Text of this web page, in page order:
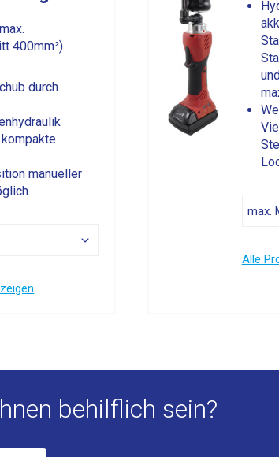
400mm²)
durch
manueller
Alle
behilflich sein?